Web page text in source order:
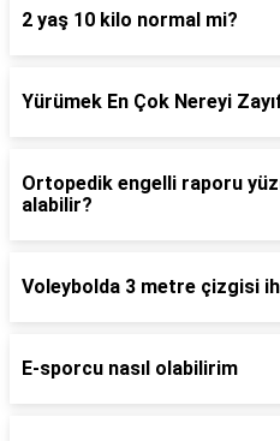
2 yaş 10 kilo normal mi?
Yürümek En Çok Nereyi
Ortopedik engelli raporu
alabilir?
Voleybolda 3 metre çizgisi
E-sporcu nasıl olabilirim